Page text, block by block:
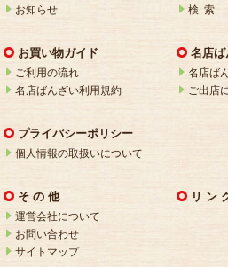
お知らせ
検 索
お買い物ガイド
ご利用の流れ
名店ばんざい利用規約
名店ば
名店ば
ご出店
プライバシーポリシー
個人情報の取扱いについて
そ の 他
運営会社について
お問い合わせ
サイトマップ
リ ン